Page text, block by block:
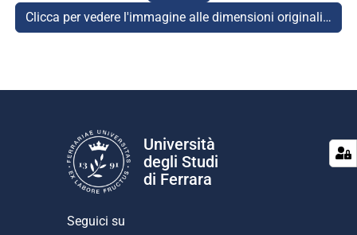
Clicca per vedere l'immagine alle dimensioni originali…
Università
degli Studi
di Ferrara
Seguici su